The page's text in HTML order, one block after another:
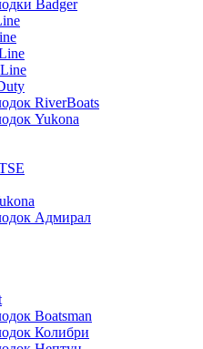
Badger
RiverBoats
Yukona
Адмирал
Boatsman
Колибри